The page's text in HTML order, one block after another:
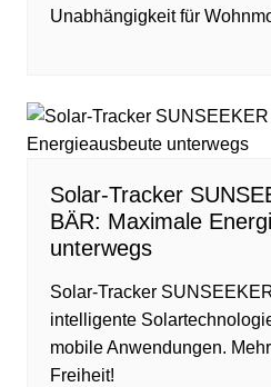
Unabhängigkeit für
Solar-Tracker
BÄR: Maximale
unterwegs
Solar-Tracker
intelligente
mobile Anwendungen.
Freiheit!